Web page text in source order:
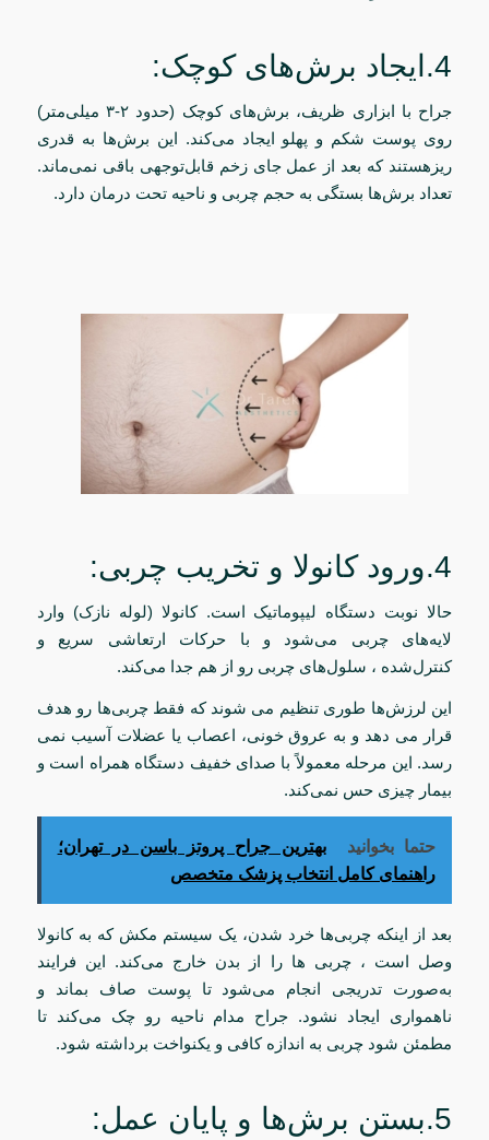
4.ایجاد برش‌های کوچک:
جراح با ابزاری ظریف، برش‌های کوچک (حدود ۲-۳ میلی‌متر)
روی پوست شکم و پهلو ایجاد می‌کند. این برش‌ها به ‌قدری
ریزهستند که بعد از عمل جای زخم قابل‌توجهی باقی نمی‌ماند.
تعداد برش‌ها بستگی به حجم چربی و ناحیه تحت درمان دارد.
4.ورود کانولا و تخریب چربی:
حالا نوبت دستگاه لیپوماتیک است. کانولا (لوله نازک) وارد
لایه‌های چربی می‌شود و با حرکات ارتعاشی سریع و
کنترل‌شده ، سلول‌های چربی رو از هم جدا می‌کند.
این لرزش‌ها طوری تنظیم می شوند که فقط چربی‌ها رو هدف
قرار می دهد و به عروق خونی، اعصاب یا عضلات آسیب نمی
رسد. این مرحله معمولاً با صدای خفیف دستگاه همراه است و
بیمار چیزی حس نمی‌کند.
حتما بخوانید
بهترین جراح پروتز باسن در تهران؛
راهنمای کامل انتخاب پزشک متخصص
بعد از اینکه چربی‌ها خرد شدن، یک سیستم مکش که به کانولا
وصل است ، چربی ها را از بدن خارج می‌کند. این فرایند
به‌صورت تدریجی انجام می‌شود تا پوست صاف بماند و
ناهمواری ایجاد نشود. جراح مدام ناحیه رو چک می‌کند تا
مطمئن شود چربی به اندازه کافی و یکنواخت برداشته شود.
5.بستن برش‌ها و پایان عمل: